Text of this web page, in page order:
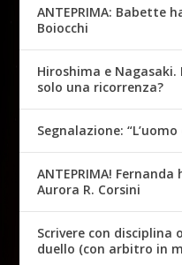
ANTEPRIMA: Babette
Boiocchi
Hiroshima e
solo una ricorrenza?
Segnalazione:
ANTEPRIMA!
Aurora R. Corsini
Scrivere con disciplina
duello (con arbitro in